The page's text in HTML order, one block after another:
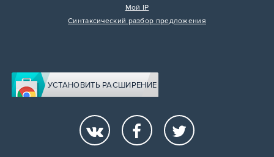
Мой IP
Синтаксический разбор предложения
УСТАНОВИТЬ РАСШИРЕНИЕ